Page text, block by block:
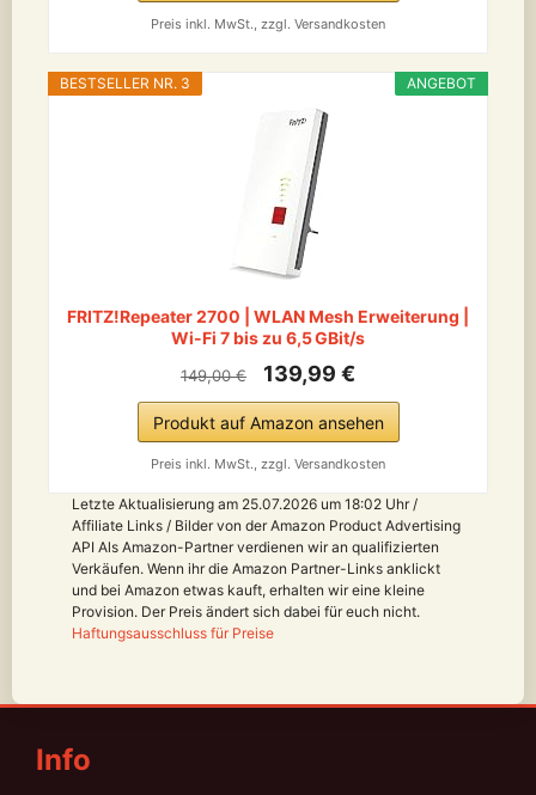
Preis inkl. MwSt., zzgl. Versandkosten
ANGEBOT
BESTSELLER NR. 3
FRITZ!Repeater 2700 | WLAN Mesh Erweiterung |
Wi-Fi 7 bis zu 6,5 GBit/s
149,00 € 139,99 €
Produkt auf Amazon ansehen
Preis inkl. MwSt., zzgl. Versandkosten
Letzte Aktualisierung am 25.07.2026 um 18:02 Uhr /
Affiliate Links / Bilder von der Amazon Product Advertising
API Als Amazon-Partner verdienen wir an qualifizierten
Verkäufen. Wenn ihr die Amazon Partner-Links anklickt
und bei Amazon etwas kauft, erhalten wir eine kleine
Provision. Der Preis ändert sich dabei für euch nicht.
Haftungsausschluss für Preise
Info